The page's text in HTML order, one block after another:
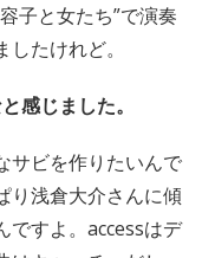
子と女たち”で演奏
たけれど。
感じました。
サビを作りたいんで
り浅倉大介さんに傾
ですよ。accessはデ